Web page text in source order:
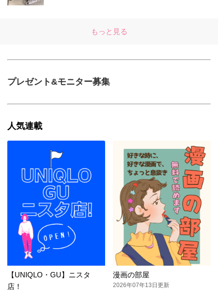
もっと見る
プレゼント&モニター募集
人気連載
【UNIQLO・GU】ニスタ
店！
漫画の部屋
2026年07年13日更新